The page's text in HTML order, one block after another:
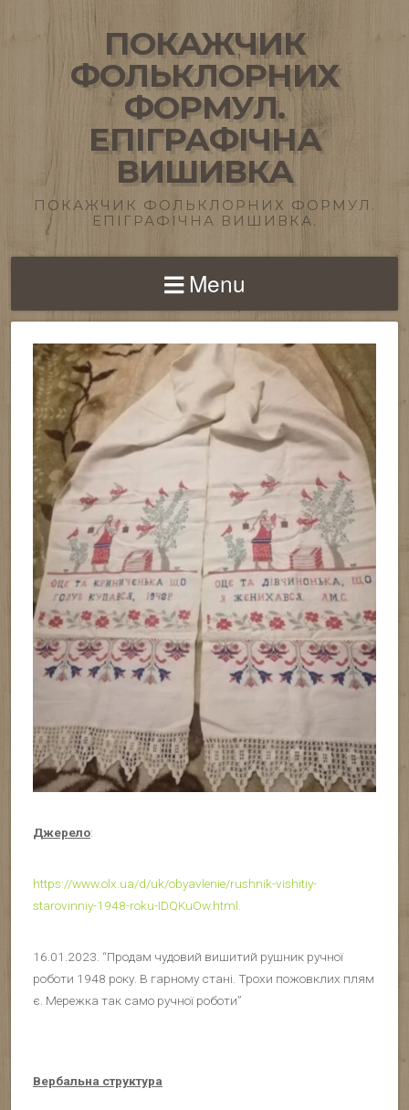
ПОКАЖЧИК
ФОЛЬКЛОРНИХ
ФОРМУЛ.
ЕПІГРАФІЧНА
ВИШИВКА
ПОКАЖЧИК ФОЛЬКЛОРНИХ ФОРМУЛ.
ЕПІГРАФІЧНА ВИШИВКА.
Menu
Джерело:
https://www.olx.ua/d/uk/obyavlenie/rushnik-vishitiy-
starovinniy-1948-roku-IDQKuOw.html.
16.01.2023. “Продам чудовий вишитий рушник ручної
роботи 1948 року. В гарному стані. Трохи пожовклих плям
є. Мережка так само ручної роботи”
Вербальна структура